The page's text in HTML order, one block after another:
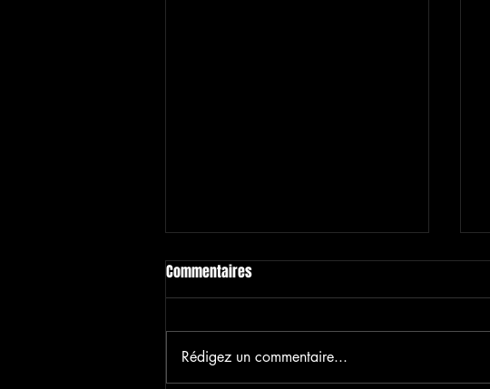
Commentaires
Rédigez un commentaire...